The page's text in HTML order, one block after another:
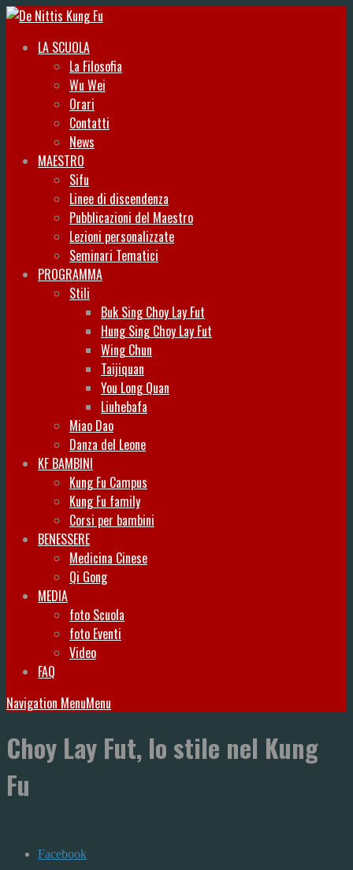
LA SCUOLA
La Filosofia
Wu Wei
Orari
Contatti
News
MAESTRO
Sifu
Linee di discendenza
Pubblicazioni del Maestro
Lezioni personalizzate
Seminari Tematici
PROGRAMMA
Stili
Buk Sing Choy Lay Fut
Hung Sing Choy Lay Fut
Wing Chun
Taijiquan
You Long Quan
Liuhebafa
Miao Dao
Danza del Leone
KF BAMBINI
Kung Fu Campus
Kung Fu family
Corsi per bambini
BENESSERE
Medicina Cinese
Qi Gong
MEDIA
foto Scuola
foto Eventi
Video
FAQ
Navigation MenuMenu
Choy Lay Fut, lo stile nel Kung
Fu
Facebook